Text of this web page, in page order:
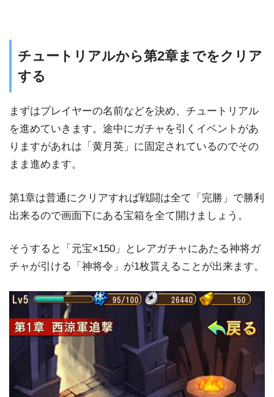
チュートリアルから第2章までをクリア
する
まずはプレイヤーの名前などを決め、チュートリアル
を進めていきます。途中にガチャを引くイベントがあ
りますがあれは「黄月英」に固定されているのでその
まま進めます。
第1章は普通にクリアすれば戦闘は全て「完勝」で勝利
出来るので画面下にある宝箱を全て開けましょう。
そうすると「元宝×150」とレアガチャにあたる神将ガ
チャが引ける「神将令」が1枚貰えることが出来ます。